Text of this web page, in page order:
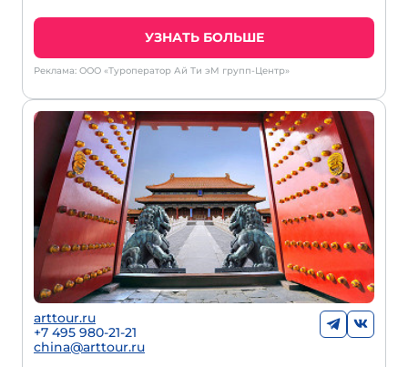
УЗНАТЬ БОЛЬШЕ
Реклама: ООО «Туроператор Ай Ти эМ групп-Центр»
arttour.ru
+7 495 980-21-21
china@arttour.ru